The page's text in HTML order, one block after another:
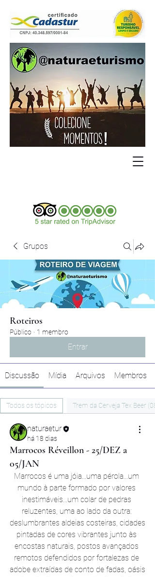
Grupos
Roteiros
Público · 1 membro
Entrar
Discussão Mídia Arquivos Membros
Todos os tópicos Trem da Cerveja Tex Beer
naturaetur
há 18 dias
Marrocos Réveillon - 25/DEZ a
05/JAN
Marrocos é uma jóia...uma pérola...um
mundo à parte formado por valores
inestimáveis...um colar de pedras
reluzentes, uma ao lado da outra:
deslumbrantes aldeias costeiras, cidades
pintadas de cores vibrantes junto às
encostas naturais, postos avançados
remotos defendidos por fortalezas de
adobe extraídas de conto de fadas, oásis